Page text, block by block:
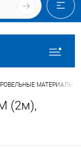
МАТЕРИАЛЫ
(2м),